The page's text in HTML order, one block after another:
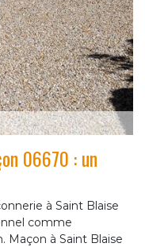
06670 : un
à Saint Blaise
comme
Maçon à Saint Blaise